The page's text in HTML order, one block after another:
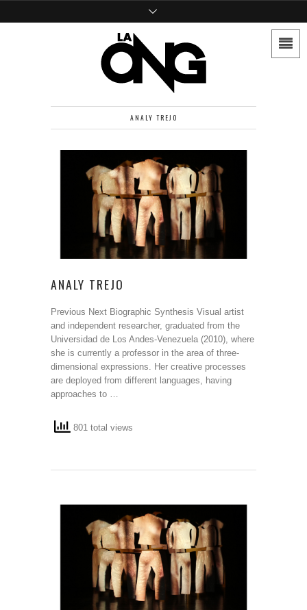
ANALY TREJO
ANALY TREJO
Previous Next Biographic Synthesis Visual artist
and independent researcher, graduated from the
Universidad de Los Andes-Venezuela (2010), where
she is currently a professor in the area of three-
dimensional expressions. Her creative processes
are deployed from different languages, having
approaches to …
801 total views